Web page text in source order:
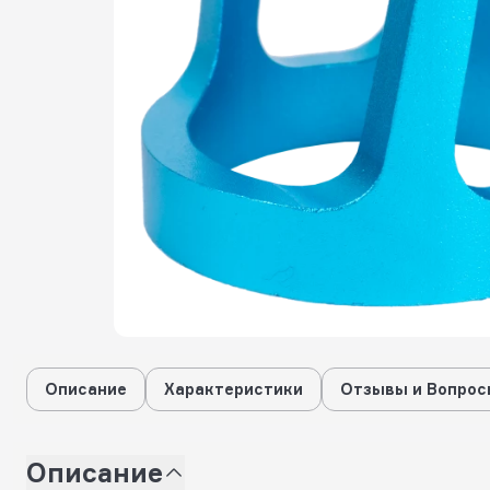
Описание Характеристики Отзывы и
Описание